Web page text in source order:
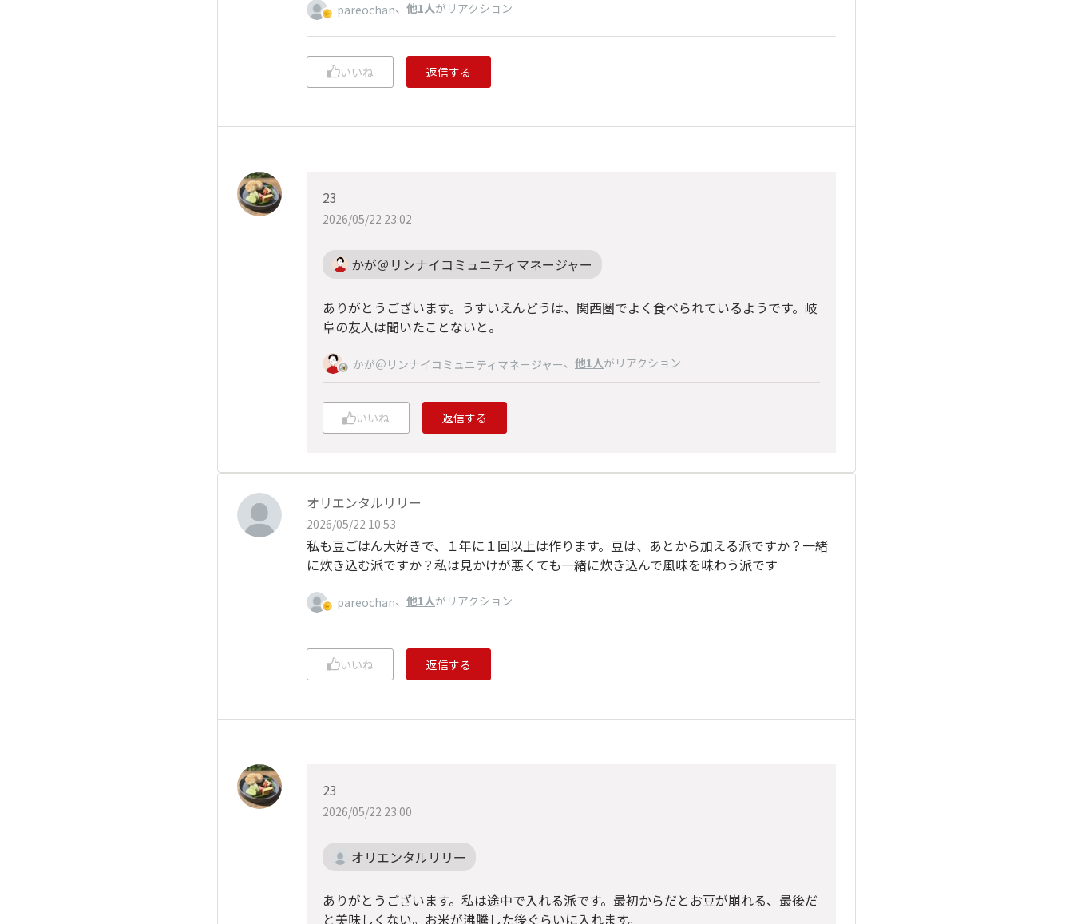
pareochan、 他1人がリアクション
いいね 返信する
23
2026/05/22 23:02
かが＠リンナイコミュニティマネージャー
ありがとうございます。うすいえんどうは、関西圏でよく食べられているようです。岐
阜の友人は聞いたことないと。
かが＠リンナイコミュニティマネージャー、 他1人がリアクション
いいね 返信する
オリエンタルリリー
2026/05/22 10:53
私も豆ごはん大好きで、１年に１回以上は作ります。豆は、あとから加える派ですか？一緒
に炊き込む派ですか？私は見かけが悪くても一緒に炊き込んで風味を味わう派です
pareochan、 他1人がリアクション
いいね 返信する
23
2026/05/22 23:00
オリエンタルリリー
ありがとうございます。私は途中で入れる派です。最初からだとお豆が崩れる、最後だ
と美味しくない。お米が沸騰した後ぐらいに入れます。